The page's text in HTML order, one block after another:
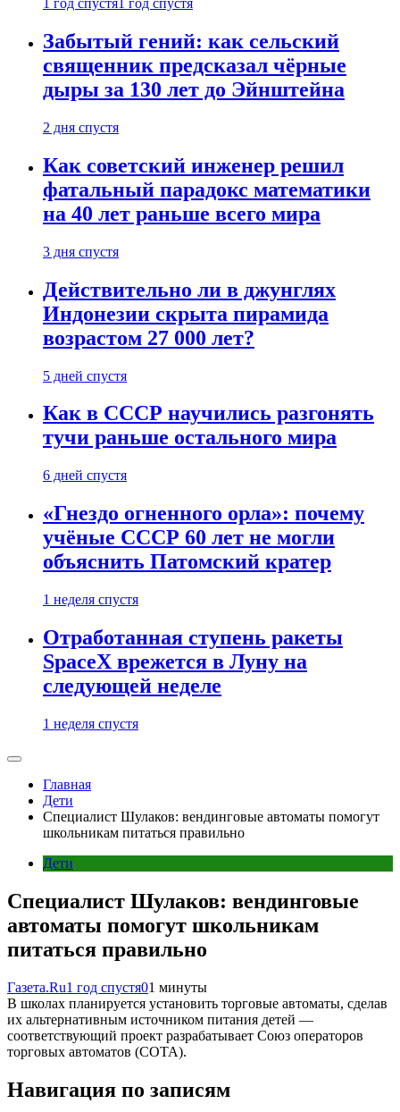
1 год спустя 1 год спустя
Забытый гений: как сельский
священник предсказал чёрные
дыры за 130 лет до Эйнштейна
2 дня спустя
Как советский инженер решил
фатальный парадокс математики
на 40 лет раньше всего мира
3 дня спустя
Действительно ли в джунглях
Индонезии скрыта пирамида
возрастом 27 000 лет?
5 дней спустя
Как в СССР научились разгонять
тучи раньше остального мира
6 дней спустя
«Гнездо огненного орла»: почему
учёные СССР 60 лет не могли
объяснить Патомский кратер
1 неделя спустя
Отработанная ступень ракеты
SpaceX врежется в Луну на
следующей неделе
1 неделя спустя
Главная
Дети
Специалист Шулаков: вендинговые автоматы помогут
школьникам питаться правильно
Дети
Специалист Шулаков: вендинговые
автоматы помогут школьникам
питаться правильно
Газета.Ru1 год спустя01 минуты
В школах планируется установить торговые автоматы, сделав
их альтернативным источником питания детей —
соответствующий проект разрабатывает Союз операторов
торговых автоматов (СОТА).
Навигация по записям